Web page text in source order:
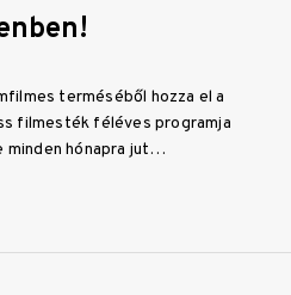
terméséből hozza el a
filmesték féléves programja
minden hónapra jut…